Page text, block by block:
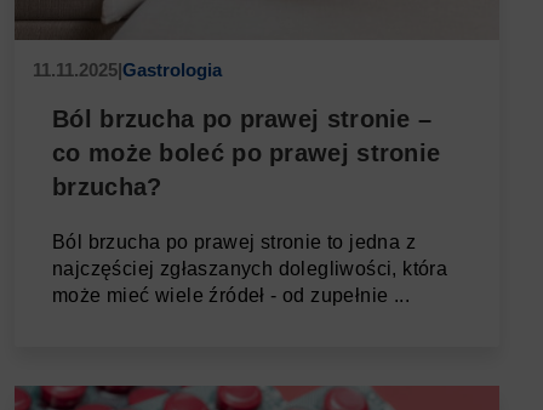
11.11.2025|Gastrologia
Ból brzucha po prawej stronie –
co może boleć po prawej stronie
brzucha?
Ból brzucha po prawej stronie to jedna z
najczęściej zgłaszanych dolegliwości, która
może mieć wiele źródeł - od zupełnie ...